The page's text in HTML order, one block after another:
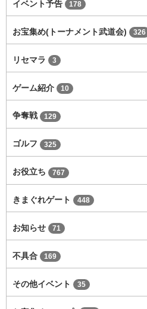
イベント予告 178
お宝集め(トーナメント武道会) 326
リセマラ 3
ゲーム紹介 10
争奪戦 129
ゴルフ 325
お役立ち 767
きまぐれゲート 448
お知らせ 71
不具合 169
その他イベント 35